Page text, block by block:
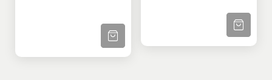
ZUM PRODUKT
ZUM